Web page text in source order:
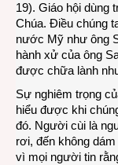
19). Giáo hội dùng
Chúa. Điều chúng
nước Mỹ như ông
hành xử của ông
được chữa lành
Sự nghiêm trọng
hiểu được khi
đó. Người cùi là
rơi, đến không
vì mọi người tin